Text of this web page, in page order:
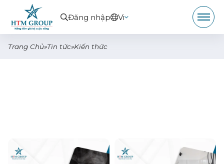
Đăng nhập Vi
Trang Chủ»Tin tức»Kiến thức